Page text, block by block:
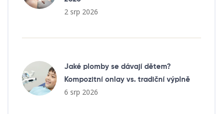
2 srp 2026
Jaké plomby se dávají dětem?
Kompozitní onlay vs. tradiční výplně
6 srp 2026